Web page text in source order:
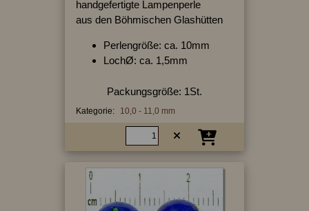
handgefertigte Lampenperle
aus den Böhmischen Glashütten
Perlengröße: ca. 10mm
LochØ: ca. 1,5mm
Packungsgröße: 1St.
Kategorie: 10,0 - 11,0 mm